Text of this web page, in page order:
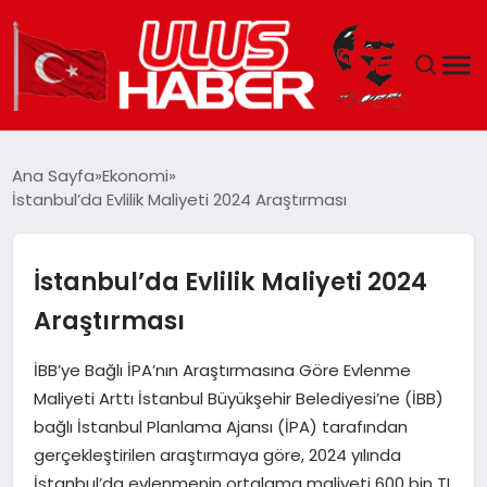
EKONOMI
SIYASET
TEKNOLOJI
EĞITIM
Ana Sayfa Ekonomi
İstanbul’da Evlilik Maliyeti 2024 Araştırması
İstanbul’da Evlilik Maliyeti 2024
Araştırması
İBB’ye Bağlı İPA’nın Araştırmasına Göre Evlenme
Maliyeti Arttı İstanbul Büyükşehir Belediyesi’ne (İBB)
bağlı İstanbul Planlama Ajansı (İPA) tarafından
gerçekleştirilen araştırmaya göre, 2024 yılında